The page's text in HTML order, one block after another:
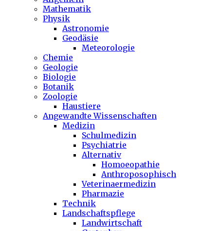
Mathematik
Physik
Astronomie
Geodäsie
Meteorologie
Chemie
Geologie
Biologie
Botanik
Zoologie
Haustiere
Angewandte Wissenschaften
Medizin
Schulmedizin
Psychiatrie
Alternativ
Homoeopathie
Anthroposophisch
Veterinaermedizin
Pharmazie
Technik
Landschaftspflege
Landwirtschaft